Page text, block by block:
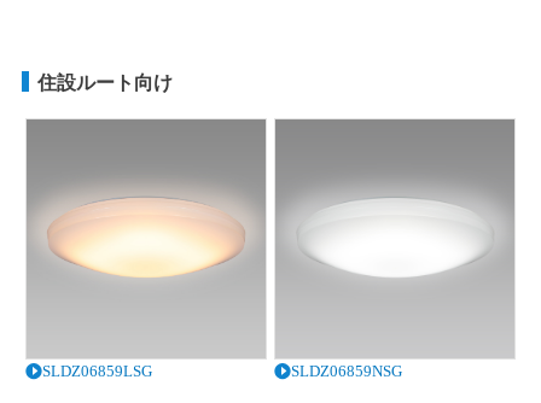
住設ルート向け
SLDZ06859LSG SLDZ06859NSG